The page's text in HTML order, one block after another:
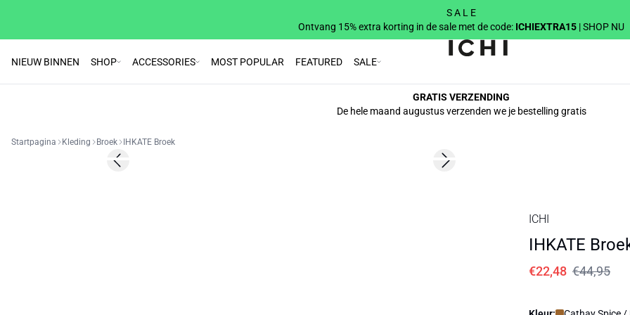
S A L E
Ontvang 15% extra korting in de sale met de code: ICHIEXTRA15 | SHOP NU
NIEUW BINNEN SHOP ACCESSORIES MOST POPULAR FEATURED SALE
GRATIS VERZENDING
De hele maand augustus verzenden we je bestelling gratis
Startpagina Kleding Broek IHKATE Broek
SALE | 50%
Previous slide Next slide
ICHI
IHKATE
€22,48 €44,95